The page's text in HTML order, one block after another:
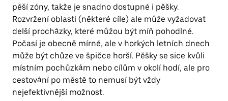
pěší zóny, takže je snadno dostupné i pěšky.
Rozvržení oblasti (některé cíle) ale může vyžadovat
delší procházky, které můžou být míň pohodlné.
Počasí je obecně mírné, ale v horkých letních dnech
může být chůze ve špičce horší. Pěšky se sice kvůli
místním pochůzkám nebo cílům v okolí hodí, ale pro
cestování po městě to nemusí být vždy
nejefektivnější možnost.